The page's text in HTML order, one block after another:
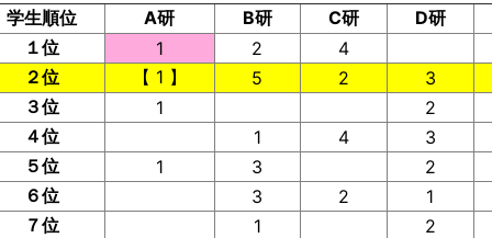
学生順位
A研 B研 C研 D研
１位
1 2 4
２位
【 1 】 5 2 3
３位
1 2
４位
1 4 3
５位
1 3
2
６位
3 2
1
７位
1 2